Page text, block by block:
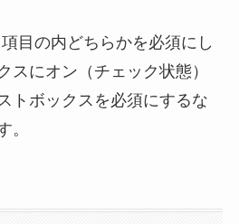
目の内どちらかを必須にし
スにオン（チェック状態）
トボックスを必須にするな
。